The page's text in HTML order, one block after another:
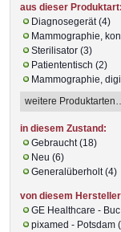
aus dieser Produktart:
Diagnosegerät (4)
Mammographie,
Sterilisator (3)
Patiententisch (2)
Mammographie,
in diesem Zustand:
Gebraucht (18)
Neu (6)
Generalüberholt (4)
von diesem
GE Healthcare -
pixamed - Potsdam